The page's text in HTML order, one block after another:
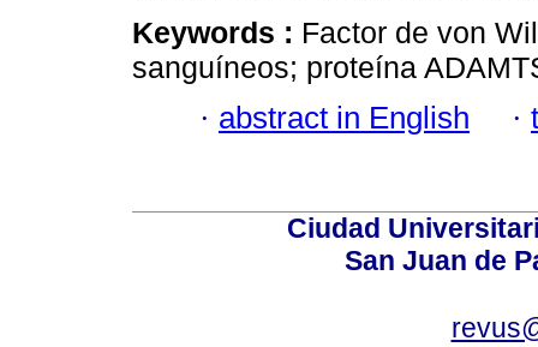
Keywords : Factor de von
sanguíneos; proteína
· abstract in English ·
Ciudad
San Juan de